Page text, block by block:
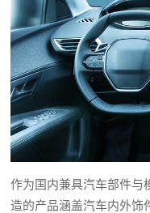
作为国内兼具汽车部件与
造的产品涵盖汽车内外饰